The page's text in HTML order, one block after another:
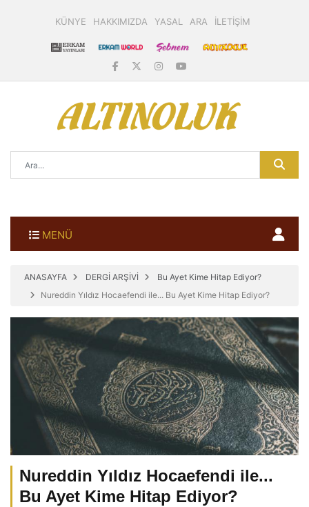
KÜNYE HAKKIMIZDA YASAL ARA İLETİŞİM
MENÜ
ANASAYFA DERGİ ARŞİVİ
Bu Ayet Kime Hitap Ediyor?
Nureddin Yıldız Hocaefendi ile... Bu Ayet Kime Hitap Ediyor?
Nureddin Yıldız Hocaefendi ile...
Bu Ayet Kime Hitap Ediyor?